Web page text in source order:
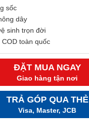
sốc
dây
sinh trọn đời
toàn quốc
ĐẶT MUA NGAY
Giao hàng tận nơi
TRẢ GÓP QUA THẺ
Visa, Master, JCB